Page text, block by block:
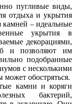
пугливые виды,
отдыха и укрытия
камней – идеальные
укрытия в
декорациями,
и позволяют им
подобранные
с несколькими
может обостряться.
камни и коряги
бактерий,